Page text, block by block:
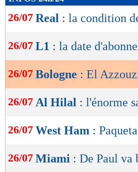
de
lecture
OK
26/07 Real : la condition
26/07 L1 : la date
26/07 Bologne : El
26/07 Al Hilal : l'énorme
26/07 West Ham :
26/07 Miami : De Paul